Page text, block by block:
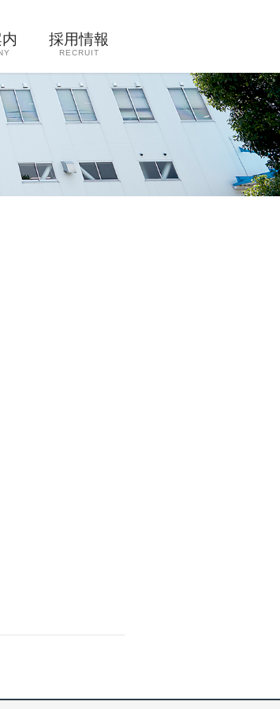
採用情報
RECRUIT